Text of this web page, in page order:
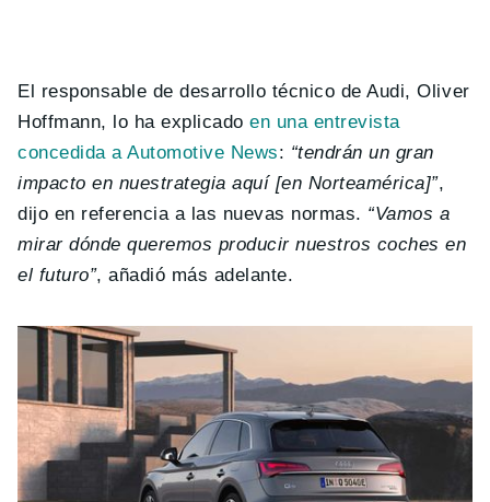
El responsable de desarrollo técnico de Audi, Oliver
Hoffmann, lo ha explicadoen una entrevista
concedida a Automotive News: “tendrán un gran
impacto en nuestrategia aquí [en Norteamérica]”,
dijo en referencia a las nuevas normas. “Vamos a
mirar dónde queremos producir nuestros coches en
el futuro”, añadió más adelante.